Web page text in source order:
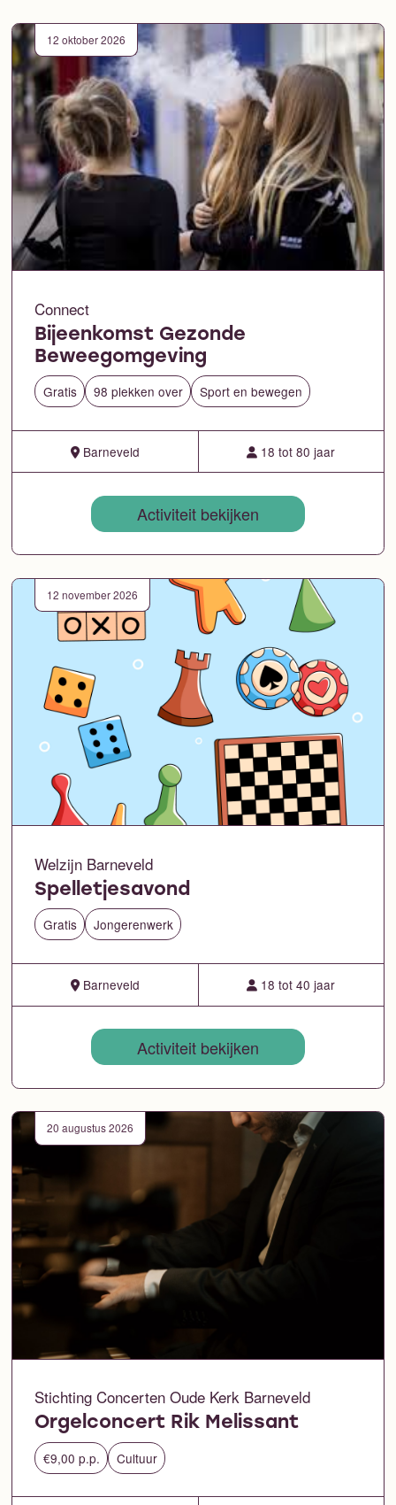
12 oktober 2026
Connect
Bijeenkomst Gezonde
Beweegomgeving
Gratis 98 plekken over Sport en bewegen
Barneveld 18 tot 80 jaar
Activiteit bekijken
12 november 2026
Welzijn Barneveld
Spelletjesavond
Gratis Jongerenwerk
Barneveld 18 tot 40 jaar
Activiteit bekijken
20 augustus 2026
Stichting Concerten Oude Kerk Barneveld
Orgelconcert Rik Melissant
€9,00 p.p. Cultuur